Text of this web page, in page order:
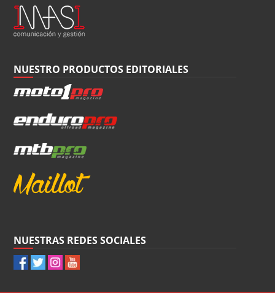
NUESTRO PRODUCTOS EDITORIALES
NUESTRAS REDES SOCIALES